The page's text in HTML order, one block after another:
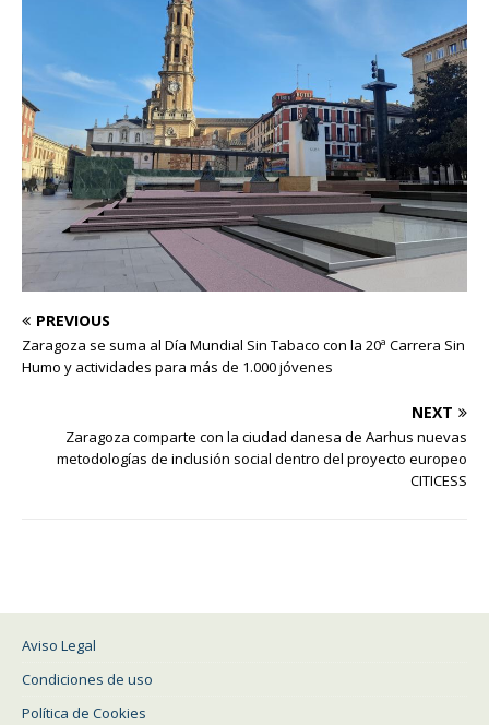
PREVIOUS
Zaragoza se suma al Día Mundial Sin Tabaco con la 20ª Carrera Sin
Humo y actividades para más de 1.000 jóvenes
NEXT
Zaragoza comparte con la ciudad danesa de Aarhus nuevas
metodologías de inclusión social dentro del proyecto europeo
CITICESS
Aviso Legal
Condiciones de uso
Política de Cookies